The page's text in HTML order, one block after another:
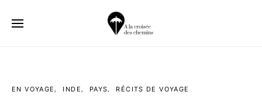
EN VOYAGE INDE PAYS RÉCITS DE VOYAGE